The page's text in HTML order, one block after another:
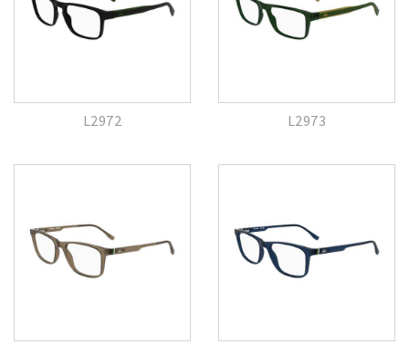
L2972 L2973